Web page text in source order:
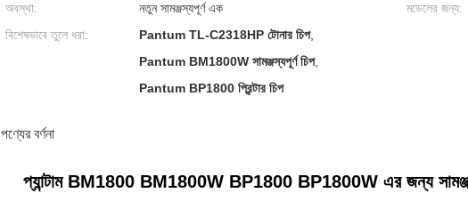
অবস্থা:
নতুন সামঞ্জস্যপূর্ণ এক
মডেলের জন্য:
বিশেষভাবে তুলে ধরা:
Pantum TL-C2318HP টোনার চিপ,
Pantum BM1800W সামঞ্জস্যপূর্ণ চিপ,
Pantum BP1800 প্রিন্টার চিপ
পণ্যের বর্ণনা
প্যান্টাম BM1800 BM1800W BP1800 BP1800W এর জন্য